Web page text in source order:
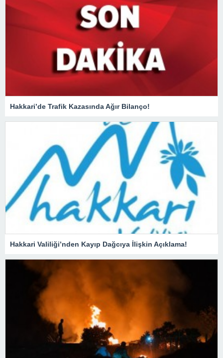
Hakkari’de Trafik Kazasında Ağır Bilanço!
Hakkari Valiliği’nden Kayıp Dağcıya İlişkin Açıklama!